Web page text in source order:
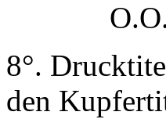
8°.
den